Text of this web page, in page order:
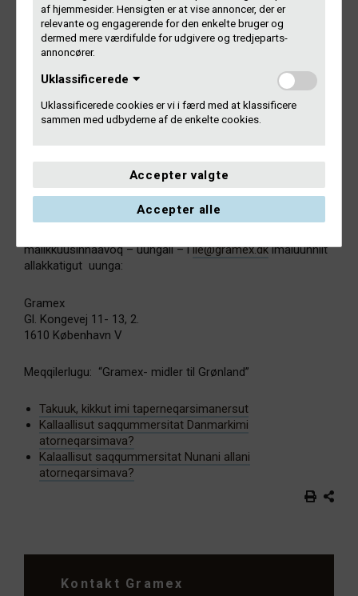
af hjemmesider. Hensigten er at vise annoncer, der er
relevante og engagerende for den enkelte bruger og
dermed mere værdifulde for udgivere og tredjeparts-
annoncører.
Uklassificerede
Uklassificerede cookies er vi i færd med at klassificere
sammen med udbyderne af de enkelte cookies.
Accepter valgte
Accepter alle
Qinnuteqarniaruit, qinnuteqaammut skema qallunaatut
immersussavat taamatullu aningaasartuutissatut
missingersersuut ilanngullugu. Qinnuteqaatinni makkua
paasiuminartumillu nalunaarsussavat. Taamatullu attavitit –
nalunaarutigissavat allanut qinnuteqarsimanerlutit/si
aammalu siusinnerusukkut Gramex-imit
taperneqarsimanersutit/si.
Qinnuteqarnermut immersugassaq
Qinnuteqaat immersoriigaq , aningaasartuutissanut
maiikkuusinnaavoq – uungail – lile@gramex.dkimaluunniit
allakkatigut uunga:
Gramex
Gl. Kongevej 11- 13, 2.
1610 København V
Meqqilerlugu: “Gramex- midler til Grønland”
Takuuk, kikkut imi taperneqarsimanersut
Kallaallisut saqqummersitat Danmarkimi
atorneqarsimava?
Kalaallisut saqqummersitat Nunani allani
atorneqarsimava?
Kontakt Gramex